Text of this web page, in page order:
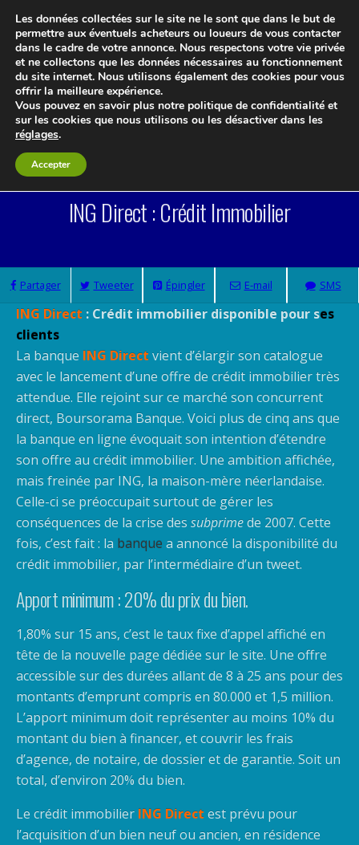
Le blog 3d-immo-visites
ING Direct : Crédit Immobilier
Partager Tweeter Épingler E-mail SMS
ING Direct : Crédit immobilier disponible pour ses
clients
La banque ING Direct vient d’élargir son catalogue
avec le lancement d’une offre de crédit immobilier très
attendue. Elle rejoint sur ce marché son concurrent
direct, Boursorama Banque. Voici plus de cinq ans que
la banque en ligne évoquait son intention d’étendre
son offre au crédit immobilier. Une ambition affichée,
mais freinée par ING, la maison-mère néerlandaise.
Celle-ci se préoccupait surtout de gérer les
conséquences de la crise des subprimede 2007. Cette
fois, c’est fait : la banque a annoncé la disponibilité du
crédit immobilier, par l’intermédiaire d’un tweet.
Apport minimum : 20% du prix du bien.
1,80% sur 15 ans, c’est le taux fixe d’appel affiché en
tête de la nouvelle page dédiée sur le site. Une offre
accessible sur des durées allant de 8 à 25 ans pour des
montants d’emprunt compris en 80.000 et 1,5 million.
L’apport minimum doit représenter au moins 10% du
montant du bien à financer, et couvrir les frais
d’agence, de notaire, de dossier et de garantie. Soit un
total, d’environ 20% du bien.
Le crédit immobilier ING Direct est prévu pour
l’acquisition d’un bien neuf ou ancien, en résidence
Les données collectées sur le site ne le sont que dans le but de
permettre aux éventuels acheteurs ou loueurs de vous contacter
dans le cadre de votre annonce. Nous respectons votre vie privée
et ne collectons que les données nécessaires au fonctionnement
du site internet. Nous utilisons également des cookies pour vous
offrir la meilleure expérience.
Vous pouvez en savoir plus notre politique de confidentialité et
sur les cookies que nous utilisons ou les désactiver dans les
réglages.
Accepter